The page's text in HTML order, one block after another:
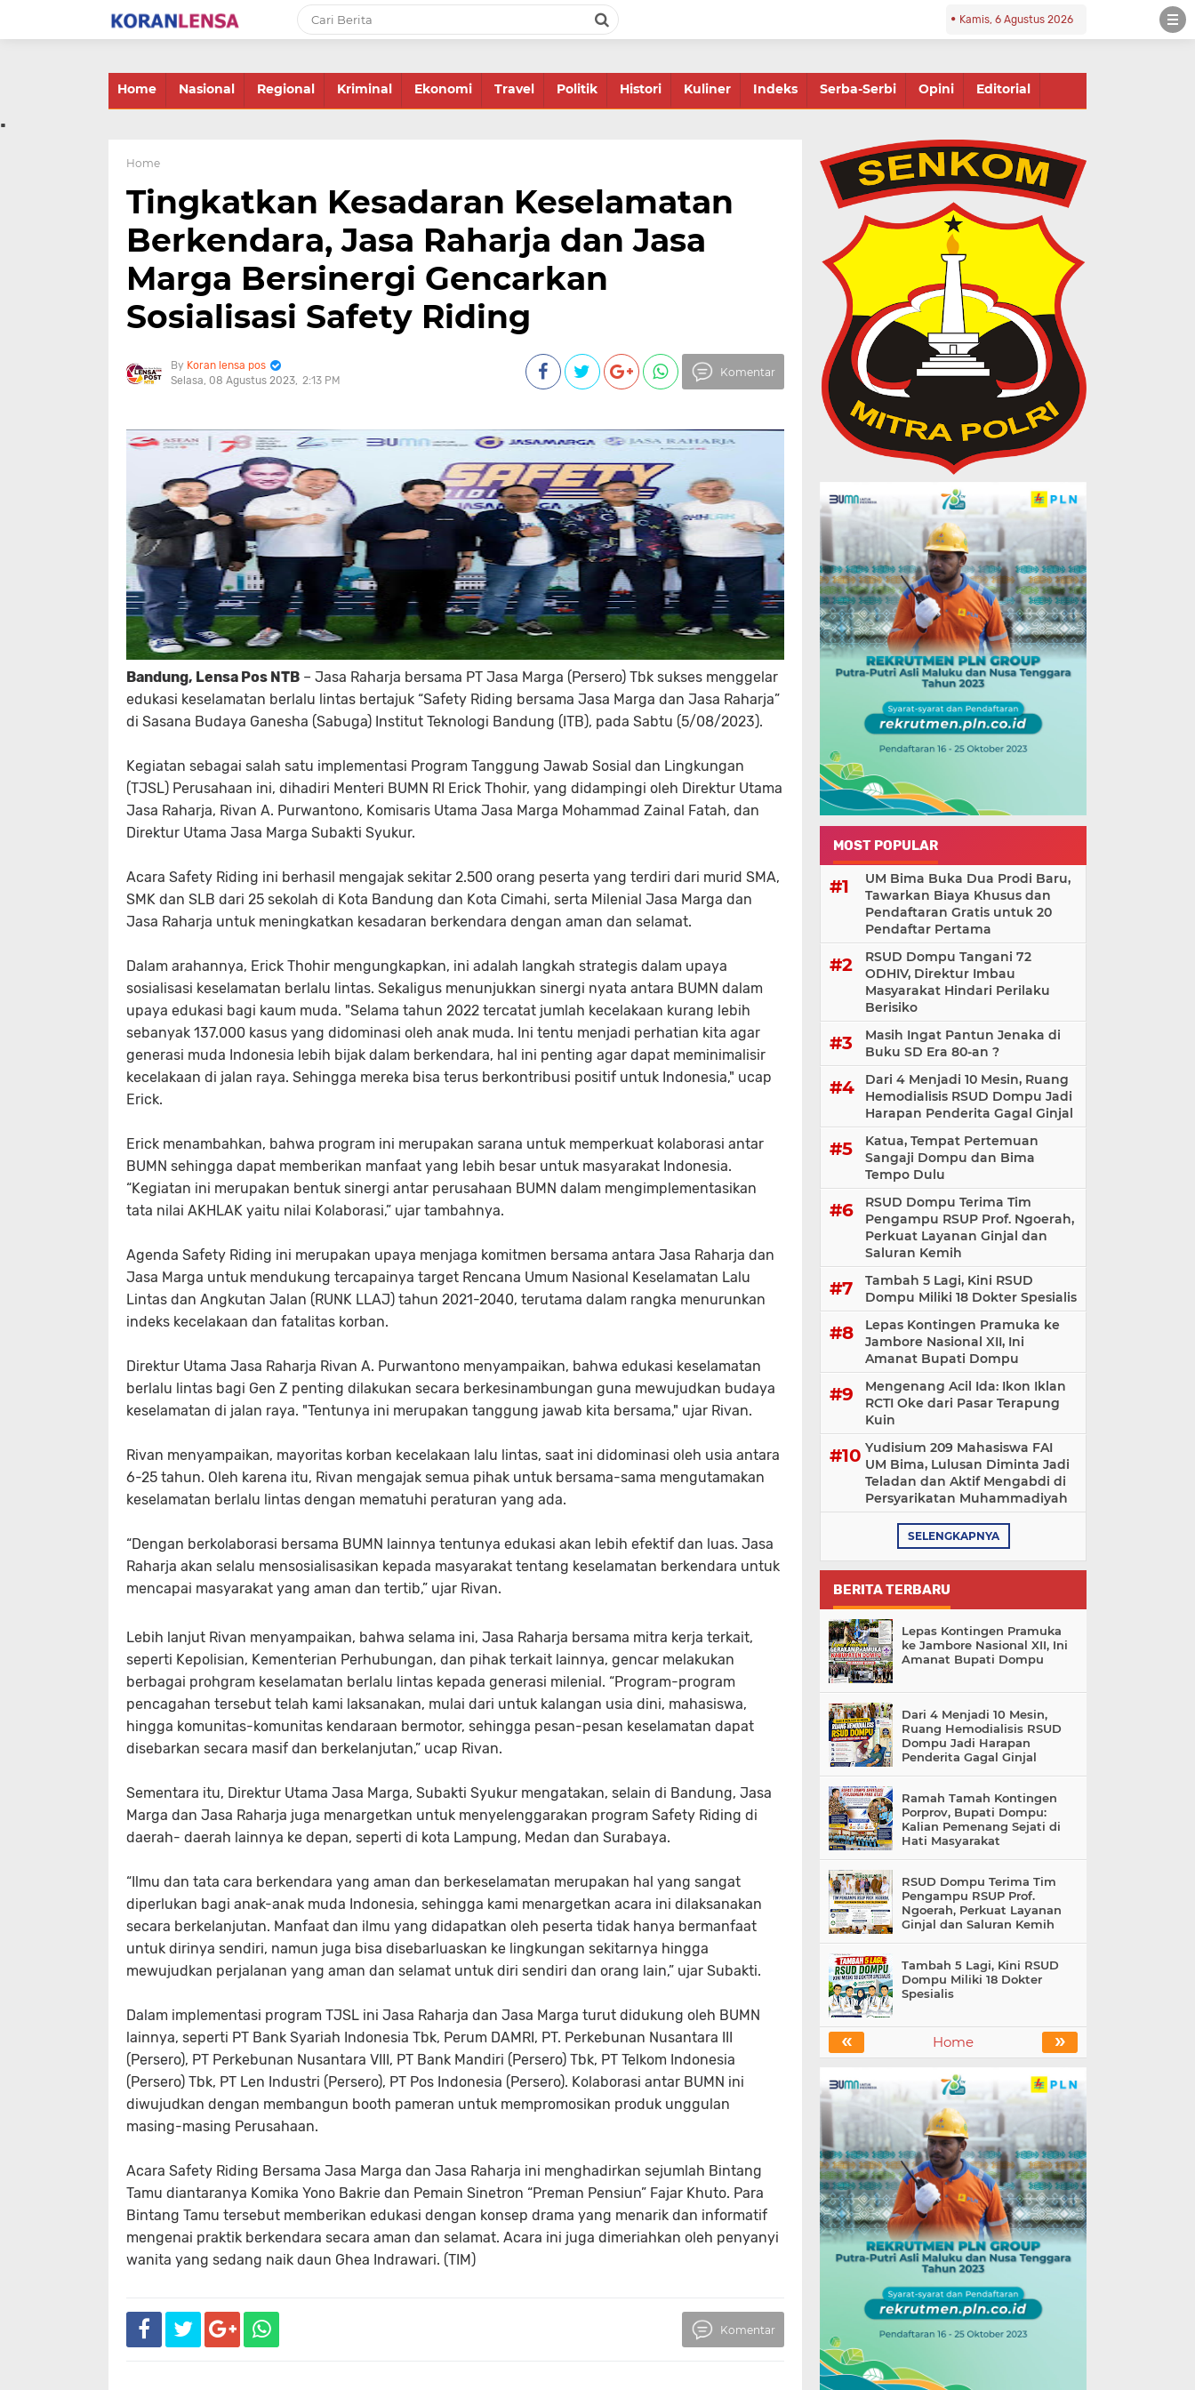
Kamis, 6 Agustus 2026
Home Nasional Regional Kriminal Ekonomi Travel Politik Histori Kuliner Indeks Serba-Serbi Opini Editorial
.
Home
Tingkatkan Kesadaran Keselamatan
Berkendara, Jasa Raharja dan Jasa
Marga Bersinergi Gencarkan
Sosialisasi Safety Riding
Koran lensa pos
Selasa, 08 Agustus 2023 2:13 PM
Komentar
Bandung, Lensa Pos NTB – Jasa Raharja bersama PT Jasa Marga (Persero) Tbk sukses menggelar
edukasi keselamatan berlalu lintas bertajuk “Safety Riding bersama Jasa Marga dan Jasa Raharja”
di Sasana Budaya Ganesha (Sabuga) Institut Teknologi Bandung (ITB), pada Sabtu (5/08/2023).
Kegiatan sebagai salah satu implementasi Program Tanggung Jawab Sosial dan Lingkungan
(TJSL) Perusahaan ini, dihadiri Menteri BUMN RI Erick Thohir, yang didampingi oleh Direktur Utama
Jasa Raharja, Rivan A. Purwantono, Komisaris Utama Jasa Marga Mohammad Zainal Fatah, dan
Direktur Utama Jasa Marga Subakti Syukur.
Acara Safety Riding ini berhasil mengajak sekitar 2.500 orang peserta yang terdiri dari murid SMA,
SMK dan SLB dari 25 sekolah di Kota Bandung dan Kota Cimahi, serta Milenial Jasa Marga dan
Jasa Raharja untuk meningkatkan kesadaran berkendara dengan aman dan selamat.
Dalam arahannya, Erick Thohir mengungkapkan, ini adalah langkah strategis dalam upaya
sosialisasi keselamatan berlalu lintas. Sekaligus menunjukkan sinergi nyata antara BUMN dalam
upaya edukasi bagi kaum muda. "Selama tahun 2022 tercatat jumlah kecelakaan kurang lebih
sebanyak 137.000 kasus yang didominasi oleh anak muda. Ini tentu menjadi perhatian kita agar
generasi muda Indonesia lebih bijak dalam berkendara, hal ini penting agar dapat meminimalisir
kecelakaan di jalan raya. Sehingga mereka bisa terus berkontribusi positif untuk Indonesia," ucap
Erick.
Erick menambahkan, bahwa program ini merupakan sarana untuk memperkuat kolaborasi antar
BUMN sehingga dapat memberikan manfaat yang lebih besar untuk masyarakat Indonesia.
“Kegiatan ini merupakan bentuk sinergi antar perusahaan BUMN dalam mengimplementasikan
tata nilai AKHLAK yaitu nilai Kolaborasi,” ujar tambahnya.
Agenda Safety Riding ini merupakan upaya menjaga komitmen bersama antara Jasa Raharja dan
Jasa Marga untuk mendukung tercapainya target Rencana Umum Nasional Keselamatan Lalu
Lintas dan Angkutan Jalan (RUNK LLAJ) tahun 2021-2040, terutama dalam rangka menurunkan
indeks kecelakaan dan fatalitas korban.
Direktur Utama Jasa Raharja Rivan A. Purwantono menyampaikan, bahwa edukasi keselamatan
berlalu lintas bagi Gen Z penting dilakukan secara berkesinambungan guna mewujudkan budaya
keselamatan di jalan raya. "Tentunya ini merupakan tanggung jawab kita bersama," ujar Rivan.
Rivan menyampaikan, mayoritas korban kecelakaan lalu lintas, saat ini didominasi oleh usia antara
6-25 tahun. Oleh karena itu, Rivan mengajak semua pihak untuk bersama-sama mengutamakan
keselamatan berlalu lintas dengan mematuhi peraturan yang ada.
“Dengan berkolaborasi bersama BUMN lainnya tentunya edukasi akan lebih efektif dan luas. Jasa
Raharja akan selalu mensosialisasikan kepada masyarakat tentang keselamatan berkendara untuk
mencapai masyarakat yang aman dan tertib,” ujar Rivan.
Lebih lanjut Rivan menyampaikan, bahwa selama ini, Jasa Raharja bersama mitra kerja terkait,
seperti Kepolisian, Kementerian Perhubungan, dan pihak terkait lainnya, gencar melakukan
berbagai prohgram keselamatan berlalu lintas kepada generasi milenial. “Program-program
pencagahan tersebut telah kami laksanakan, mulai dari untuk kalangan usia dini, mahasiswa,
hingga komunitas-komunitas kendaraan bermotor, sehingga pesan-pesan keselamatan dapat
disebarkan secara masif dan berkelanjutan,” ucap Rivan.
Sementara itu, Direktur Utama Jasa Marga, Subakti Syukur mengatakan, selain di Bandung, Jasa
Marga dan Jasa Raharja juga menargetkan untuk menyelenggarakan program Safety Riding di
daerah- daerah lainnya ke depan, seperti di kota Lampung, Medan dan Surabaya.
“Ilmu dan tata cara berkendara yang aman dan berkeselamatan merupakan hal yang sangat
diperlukan bagi anak-anak muda Indonesia, sehingga kami menargetkan acara ini dilaksanakan
secara berkelanjutan. Manfaat dan ilmu yang didapatkan oleh peserta tidak hanya bermanfaat
untuk dirinya sendiri, namun juga bisa disebarluaskan ke lingkungan sekitarnya hingga
mewujudkan perjalanan yang aman dan selamat untuk diri sendiri dan orang lain,” ujar Subakti.
Dalam implementasi program TJSL ini Jasa Raharja dan Jasa Marga turut didukung oleh BUMN
lainnya, seperti PT Bank Syariah Indonesia Tbk, Perum DAMRI, PT. Perkebunan Nusantara III
(Persero), PT Perkebunan Nusantara VIII, PT Bank Mandiri (Persero) Tbk, PT Telkom Indonesia
(Persero) Tbk, PT Len Industri (Persero), PT Pos Indonesia (Persero). Kolaborasi antar BUMN ini
diwujudkan dengan membangun booth pameran untuk mempromosikan produk unggulan
masing-masing Perusahaan.
Acara Safety Riding Bersama Jasa Marga dan Jasa Raharja ini menghadirkan sejumlah Bintang
Tamu diantaranya Komika Yono Bakrie dan Pemain Sinetron “Preman Pensiun” Fajar Khuto. Para
Bintang Tamu tersebut memberikan edukasi dengan konsep drama yang menarik dan informatif
mengenai praktik berkendara secara aman dan selamat. Acara ini juga dimeriahkan oleh penyanyi
wanita yang sedang naik daun Ghea Indrawari. (TIM)
Komentar
MOST POPULAR
UM Bima Buka Dua Prodi Baru,
Tawarkan Biaya Khusus dan
Pendaftaran Gratis untuk 20
Pendaftar Pertama
RSUD Dompu Tangani 72
ODHIV, Direktur Imbau
Masyarakat Hindari Perilaku
Berisiko
Masih Ingat Pantun Jenaka di
Buku SD Era 80-an ?
Dari 4 Menjadi 10 Mesin, Ruang
Hemodialisis RSUD Dompu Jadi
Harapan Penderita Gagal Ginjal
Katua, Tempat Pertemuan
Sangaji Dompu dan Bima
Tempo Dulu
RSUD Dompu Terima Tim
Pengampu RSUP Prof. Ngoerah,
Perkuat Layanan Ginjal dan
Saluran Kemih
Tambah 5 Lagi, Kini RSUD
Dompu Miliki 18 Dokter Spesialis
Lepas Kontingen Pramuka ke
Jambore Nasional XII, Ini
Amanat Bupati Dompu
Mengenang Acil Ida: Ikon Iklan
RCTI Oke dari Pasar Terapung
Kuin
Yudisium 209 Mahasiswa FAI
UM Bima, Lulusan Diminta Jadi
Teladan dan Aktif Mengabdi di
Persyarikatan Muhammadiyah
SELENGKAPNYA
BERITA TERBARU
Lepas Kontingen Pramuka
ke Jambore Nasional XII, Ini
Amanat Bupati Dompu
Dari 4 Menjadi 10 Mesin,
Ruang Hemodialisis RSUD
Dompu Jadi Harapan
Penderita Gagal Ginjal
Ramah Tamah Kontingen
Porprov, Bupati Dompu:
Kalian Pemenang Sejati di
Hati Masyarakat
RSUD Dompu Terima Tim
Pengampu RSUP Prof.
Ngoerah, Perkuat Layanan
Ginjal dan Saluran Kemih
Tambah 5 Lagi, Kini RSUD
Dompu Miliki 18 Dokter
Spesialis
« »
Home